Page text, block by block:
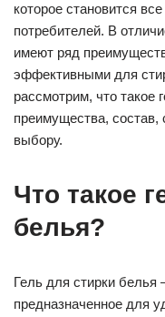
которое становится
потребителей. В
имеют ряд
эффективными для
рассмотрим, что такое
преимущества,
выбору.
Что такое
белья?
Гель для стирки
предназначенное для